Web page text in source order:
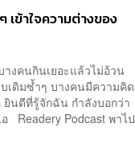
เข้าใจความต่างของ
งคนกินเยอะแล้วไม่อ้วน
ดิมซ้ำๆ บางคนมีความคิด
นดีที่รู้จักฉัน กำลังบอกว่า
Readery Podcast พาไป